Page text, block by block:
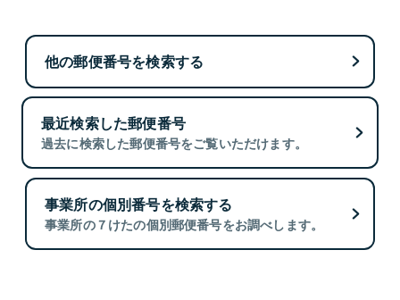
他の郵便番号を検索する
最近検索した郵便番号
過去に検索した郵便番号をご覧いただけます。
事業所の個別番号を検索する
事業所の７けたの個別郵便番号をお調べします。